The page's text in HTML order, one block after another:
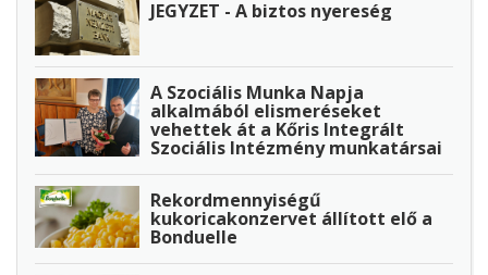
JEGYZET - A biztos nyereség
A Szociális Munka Napja
alkalmából elismeréseket
vehettek át a Kőris Integrált
Szociális Intézmény munkatársai
Rekordmennyiségű
kukoricakonzervet állított elő a
Bonduelle